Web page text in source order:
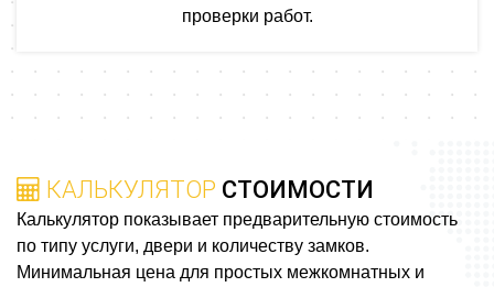
проверки работ.
КАЛЬКУЛЯТОР СТОИМОСТИ
Калькулятор показывает предварительную стоимость
по типу услуги, двери и количеству замков.
Минимальная цена для простых межкомнатных и